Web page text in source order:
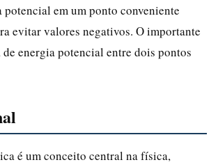
potencial em um ponto conveniente
evitar valores negativos. O importante
de energia potencial entre dois pontos
é um conceito central na física,